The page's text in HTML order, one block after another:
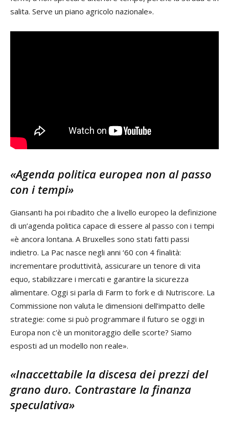
salita. Serve un piano agricolo nazionale».
«Agenda politica europea non al passo
con i tempi»
Giansanti ha poi ribadito che a livello europeo la definizione
di un’agenda politica capace di essere al passo con i tempi
«è ancora lontana. A Bruxelles sono stati fatti passi
indietro. La Pac nasce negli anni ‘60 con 4 finalità:
incrementare produttività, assicurare un tenore di vita
equo, stabilizzare i mercati e garantire la sicurezza
alimentare. Oggi si parla di Farm to fork e di Nutriscore. La
Commissione non valuta le dimensioni dell’impatto delle
strategie: come si può programmare il futuro se oggi in
Europa non c'è un monitoraggio delle scorte? Siamo
esposti ad un modello non reale».
«Inaccettabile la discesa dei prezzi del
grano duro. Contrastare la finanza
speculativa»